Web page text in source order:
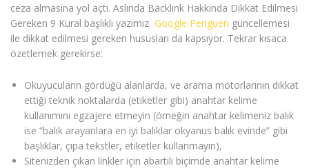
ceza almasına yol açtı. Aslında Backlink Hakkında Dikkat Edilmesi
Gereken 9 Kural başlıklı yazımız Google Penguen güncellemesi
ile dikkat edilmesi gereken hususları da kapsıyor. Tekrar kısaca
özetlemek gerekirse:
Okuyucuların gördüğü alanlarda, ve arama motorlarının dikkat
ettiği teknik noktalarda (etiketler gibi) anahtar kelime
kullanımını egzajere etmeyin (örneğin anahtar kelimeniz balık
ise “balık arayanlara en iyi balıklar okyanus balık evinde” gibi
başlıklar, çıpa tekstler, etiketler kullanmayın),
Sitenizden çıkan linkler için abartılı biçimde anahtar kelime